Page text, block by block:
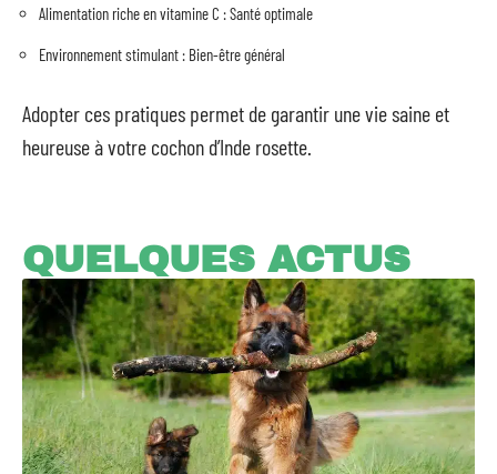
Alimentation riche en vitamine C : Santé optimale
Environnement stimulant : Bien-être général
Adopter ces pratiques permet de garantir une vie saine et
heureuse à votre cochon d’Inde rosette.
QUELQUES ACTUS